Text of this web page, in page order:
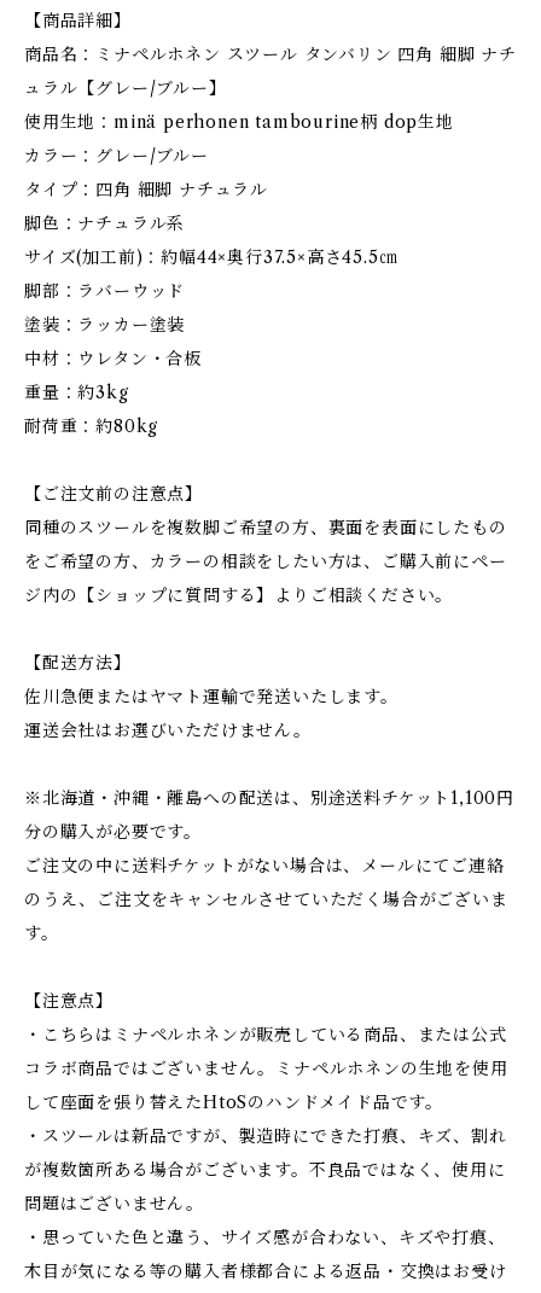
【商品詳細】
商品名：ミナペルホネン スツール タンバリン 四角 細脚 ナチ
ュラル【グレー/ブルー】
使用生地：minä perhonen tambourine柄 dop生地
カラー：グレー/ブルー
タイプ：四角 細脚 ナチュラル
脚色：ナチュラル系
サイズ(加工前)：約幅44×奥行37.5×高さ45.5㎝
脚部：ラバーウッド
塗装：ラッカー塗装
中材：ウレタン・合板
重量：約3kg
耐荷重：約80kg
【ご注文前の注意点】
同種のスツールを複数脚ご希望の方、裏面を表面にしたもの
をご希望の方、カラーの相談をしたい方は、ご購入前にペー
ジ内の【ショップに質問する】よりご相談ください。
【配送方法】
佐川急便またはヤマト運輸で発送いたします。
運送会社はお選びいただけません。
※北海道・沖縄・離島への配送は、別途送料チケット1,100円
分の購入が必要です。
ご注文の中に送料チケットがない場合は、メールにてご連絡
のうえ、ご注文をキャンセルさせていただく場合がございま
す。
【注意点】
・こちらはミナペルホネンが販売している商品、または公式
コラボ商品ではございません。ミナペルホネンの生地を使用
して座面を張り替えたHtoSのハンドメイド品です。
・スツールは新品ですが、製造時にできた打痕、キズ、割れ
が複数箇所ある場合がございます。不良品ではなく、使用に
問題はございません。
・思っていた色と違う、サイズ感が合わない、キズや打痕、
木目が気になる等の購入者様都合による返品・交換はお受け